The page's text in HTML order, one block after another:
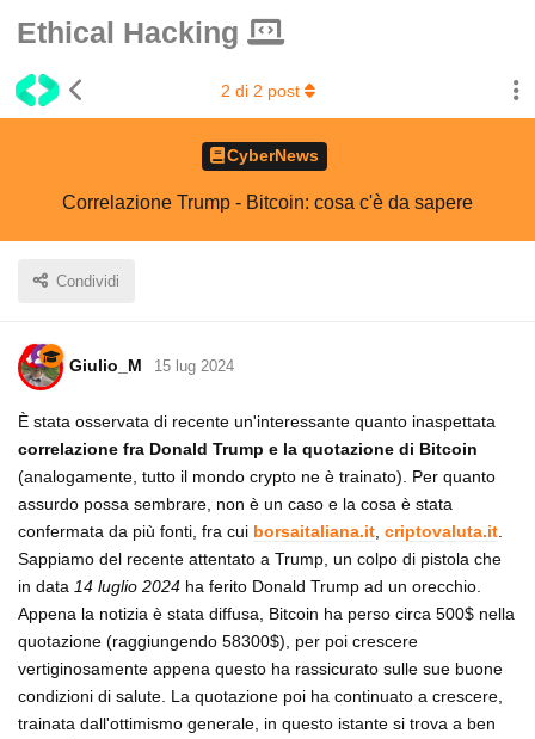
Ethical Hacking
CyberNews
Correlazione Trump - Bitcoin: cosa c'è da sapere
Condividi
2 di 2 post
Giulio_M 15 lug 2024
È stata osservata di recente un'interessante quanto inaspettata
correlazione fra Donald Trump e la quotazione di Bitcoin
(analogamente, tutto il mondo crypto ne è trainato). Per quanto
assurdo possa sembrare, non è un caso e la cosa è stata
confermata da più fonti, fra cui borsaitaliana.it criptovaluta.it
Sappiamo del recente attentato a Trump, un colpo di pistola che
in data 14 luglio 2024 ha ferito Donald Trump ad un orecchio.
Appena la notizia è stata diffusa, Bitcoin ha perso circa 500$ nella
quotazione (raggiungendo 58300$), per poi crescere
vertiginosamente appena questo ha rassicurato sulle sue buone
condizioni di salute. La quotazione poi ha continuato a crescere,
trainata dall'ottimismo generale, in questo istante si trova a ben